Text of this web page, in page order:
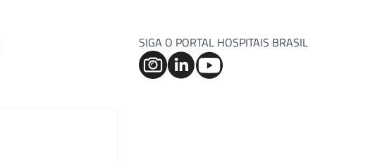
SIGA O PORTAL HOSPITAIS BRASIL